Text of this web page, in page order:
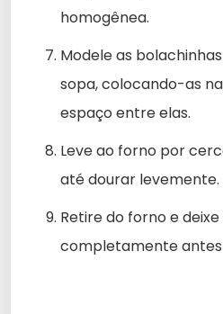
homogênea.
Modele as
sopa, colocando-as
espaço entre elas.
Leve ao forno por
até dourar levemente.
Retire do forno e
completamente antes